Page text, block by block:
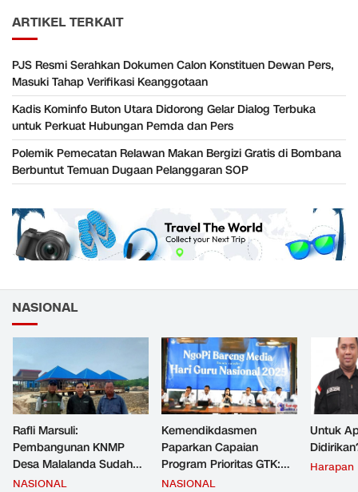
ARTIKEL TERKAIT
PJS Resmi Serahkan Dokumen Calon Konstituen Dewan Pers,
Masuki Tahap Verifikasi Keanggotaan
Kadis Kominfo Buton Utara Didorong Gelar Dialog Terbuka
untuk Perkuat Hubungan Pemda dan Pers
Polemik Pemecatan Relawan Makan Bergizi Gratis di Bombana
Berbuntut Temuan Dugaan Pelanggaran SOP
NASIONAL
Rafli Marsuli:
Pembangunan KNMP
Desa Malalanda Sudah
Mencapai 69 Persen dan
NASIONAL
Kemendikdasmen
Paparkan Capaian
Program Prioritas GTK:
Kompetensi Meningkat,
NASIONAL
Untuk
Harapan